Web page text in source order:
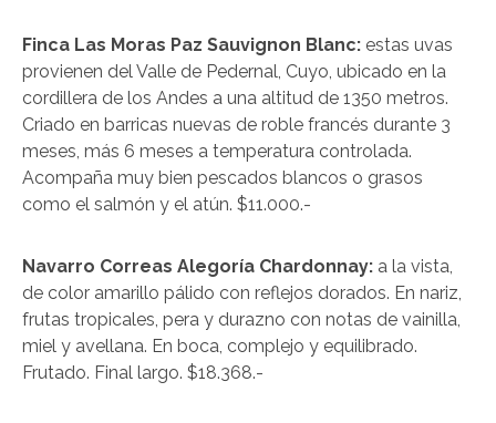
Finca Las Moras Paz Sauvignon Blanc: estas uvas
provienen del Valle de Pedernal, Cuyo, ubicado en la
cordillera de los Andes a una altitud de 1350 metros.
Criado en barricas nuevas de roble francés durante 3
meses, más 6 meses a temperatura controlada.
Acompaña muy bien pescados blancos o grasos
como el salmón y el atún. $11.000.-
Navarro Correas Alegoría Chardonnay: a la vista,
de color amarillo pálido con reflejos dorados. En nariz,
frutas tropicales, pera y durazno con notas de vainilla,
miel y avellana. En boca, complejo y equilibrado.
Frutado. Final largo. $18.368.-